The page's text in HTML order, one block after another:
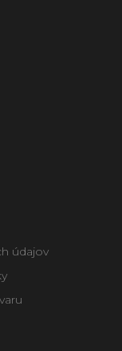
údajov